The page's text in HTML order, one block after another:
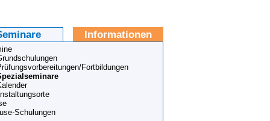
Informationen
Fortbildungen
Schulungen